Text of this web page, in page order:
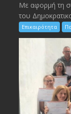
Με αφορμή τη
του
Επικαιρότητα